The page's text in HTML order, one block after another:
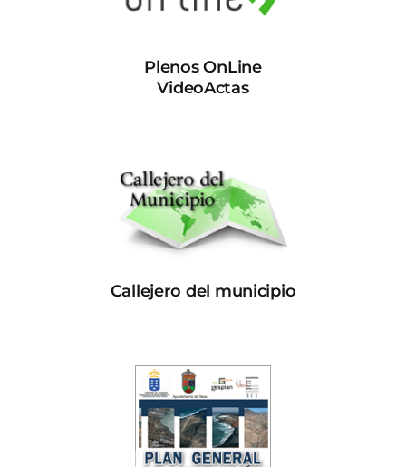
Plenos OnLine
VideoActas
Callejero del municipio